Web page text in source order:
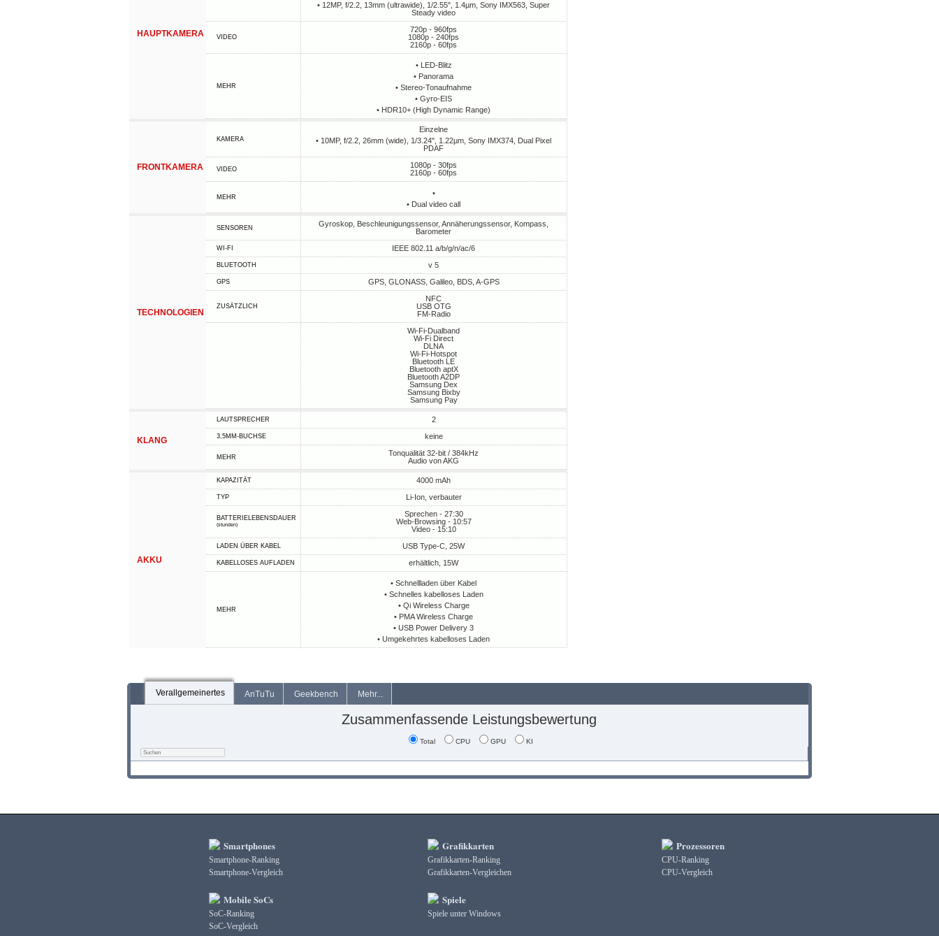
HAUPTKAMERA
• 12MP, f/2.2, 13mm (ultrawide), 1/2.55", 1.4µm, Sony IMX563, Super
Steady video
VIDEO
720p - 960fps
1080p - 240fps
2160p - 60fps
MEHR
• LED-Blitz
• Panorama
• Stereo-Tonaufnahme
• Gyro-EIS
• HDR10+ (High Dynamic Range)
FRONTKAMERA
KAMERA
Einzelne
• 10MP, f/2.2, 26mm (wide), 1/3.24", 1.22µm, Sony IMX374, Dual Pixel
PDAF
VIDEO
1080p - 30fps
2160p - 60fps
MEHR
•
• Dual video call
TECHNOLOGIEN
SENSOREN
Gyroskop, Beschleunigungssensor, Annäherungssensor, Kompass,
Barometer
WI-FI IEEE 802.11 a/b/g/n/ac/6
BLUETOOTH v 5
GPS GPS, GLONASS, Galileo, BDS, A-GPS
ZUSÄTZLICH
NFC
USB OTG
FM-Radio
Wi-Fi-Dualband
Wi-Fi Direct
DLNA
Wi-Fi-Hotspot
Bluetooth LE
Bluetooth aptX
Bluetooth A2DP
Samsung Dex
Samsung Bixby
Samsung Pay
KLANG
LAUTSPRECHER 2
3,5MM-BUCHSE keine
MEHR
Tonqualität 32-bit / 384kHz
Audio von AKG
AKKU
KAPAZITÄT 4000 mAh
TYP Li-Ion, verbauter
BATTERIELEBENSDAUER
(stunden)
Sprechen - 27:30
Web-Browsing - 10:57
Video - 15:10
LADEN ÜBER KABEL USB Type-C, 25W
KABELLOSES AUFLADEN erhältlich, 15W
MEHR
• Schnellladen über Kabel
• Schnelles kabelloses Laden
• Qi Wireless Charge
• PMA Wireless Charge
• USB Power Delivery 3
• Umgekehrtes kabelloses Laden
Verallgemeinertes AnTuTu Geekbench Mehr...
Zusammenfassende Leistungsbewertung
Total CPU GPU KI
Smartphones
Smartphone-Ranking
Smartphone-Vergleich
Mobile SoCs
SoC-Ranking
SoC-Vergleich
Grafikkarten
Grafikkarten-Ranking
Grafikkarten-Vergleichen
Spiele
Spiele unter Windows
Prozessoren
CPU-Ranking
CPU-Vergleich